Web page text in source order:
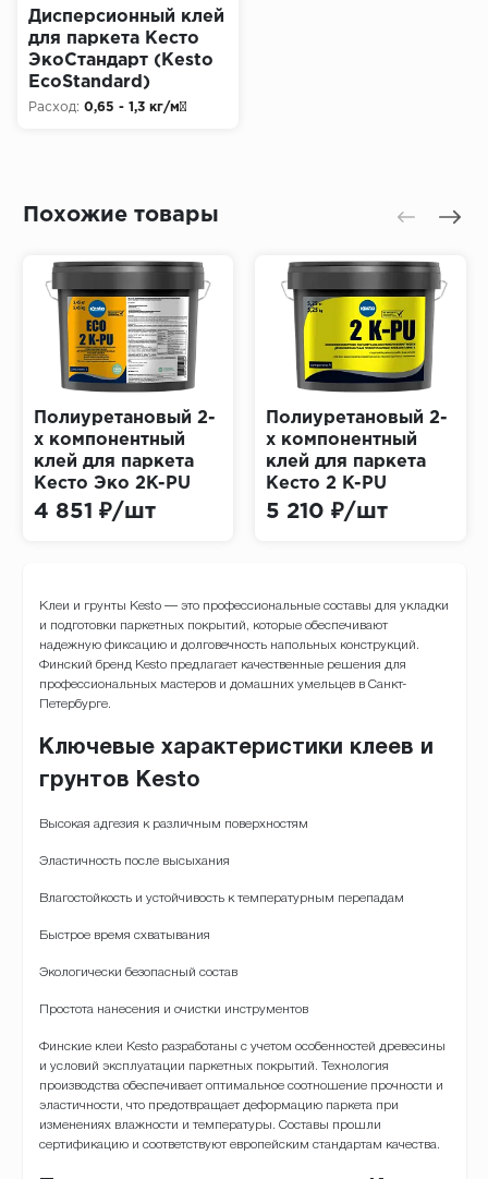
Дисперсионный клей
для паркета Кесто
ЭкоСтандарт (Kesto
EcoStandard)
Расход: 0,65 - 1,3 кг/м²
Похожие товары
Полиуретановый 2-
х компонентный
клей для паркета
Кесто Эко 2K-PU
(Kesto ECO)
4 851 ₽/шт
Полиуретановый 2-
х компонентный
клей для паркета
Кесто 2 K-PU
(Kesto)
5 210 ₽/шт
Клеи и грунты Kesto — это профессиональные составы для укладки
и подготовки паркетных покрытий, которые обеспечивают
надежную фиксацию и долговечность напольных конструкций.
Финский бренд Kesto предлагает качественные решения для
профессиональных мастеров и домашних умельцев в Санкт-
Петербурге.
Ключевые характеристики клеев и
грунтов Kesto
Высокая адгезия к различным поверхностям
Эластичность после высыхания
Влагостойкость и устойчивость к температурным перепадам
Быстрое время схватывания
Экологически безопасный состав
Простота нанесения и очистки инструментов
Финские клеи Kesto разработаны с учетом особенностей древесины
и условий эксплуатации паркетных покрытий. Технология
производства обеспечивает оптимальное соотношение прочности и
эластичности, что предотвращает деформацию паркета при
изменениях влажности и температуры. Составы прошли
сертификацию и соответствуют европейским стандартам качества.